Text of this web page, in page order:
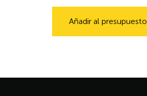
Añadir al presupuesto